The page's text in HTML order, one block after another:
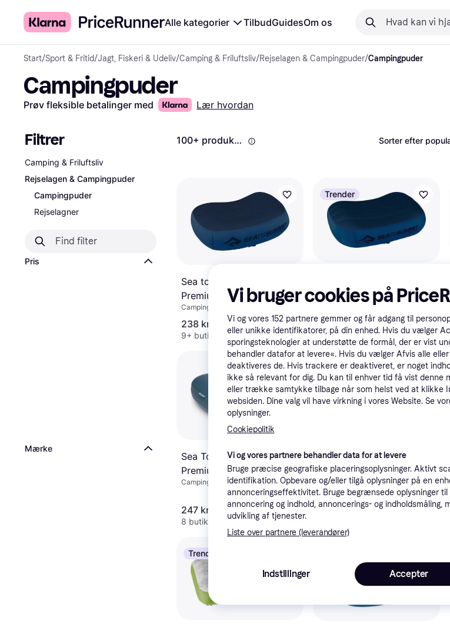
Alle kategorier TilbudGuidesOm os
Start/Sport & Fritid/Jagt, Fiskeri & Udeliv/Camping & Friluftsliv/Rejselagen & Campingpuder/Campingpuder
Campingpuder
Prøv fleksible betalinger med Lær hvordan
Filtrer
Camping & Friluftsliv
Rejselagen & Campingpuder
Campingpuder
Rejselagner
Pris
Mærke
100+ produkter Sorter efter
Sea to Summit Aeros
Premium Oppustelig Pude
Camping pude, Polyester, Nylon
238 kr.
9+ butikker
Trender
Premium Pillow Large
Camping pude, Polyester
360 kr.
5 butikker
Sea To Summit Aeros
Premium Pillow
Camping pude
247 kr.
8 butikker
Trender
Carinthia Carinthia
rejsepude, Multicam
Camping pude
249 kr.
Trender
Vi bruger cookies på
Vi og vores 152 partnere gemmer og får adgang til
eller unikke identifikatorer, på din enhed. Hvis du vælger
sporingsteknologier at understøtte de formål, der er vist
behandler datafor at levere«. Hvis du vælger Afvis alle
deaktiveres de. Hvis trackere er deaktiveret, er noget
ikke så relevant for dig. Du kan til enhver tid få vist denne
eller trække samtykke tilbage når som helst ved at klikke
websiden. Dine valg vil have virkning i vores Website. Se
oplysninger.
Cookiepolitik
Vi og vores partnere behandler data for at levere
Bruge præcise geografiske placeringsoplysninger. Aktivt
identifikation. Opbevare og/eller tilgå oplysninger på en
annonceringseffektivitet. Bruge begrænsede oplysninger
annoncering og indhold, annoncerings- og indholdsmåling,
udvikling af tjenester.
Liste over partnere (leverandører)
Indstillinger Accepter